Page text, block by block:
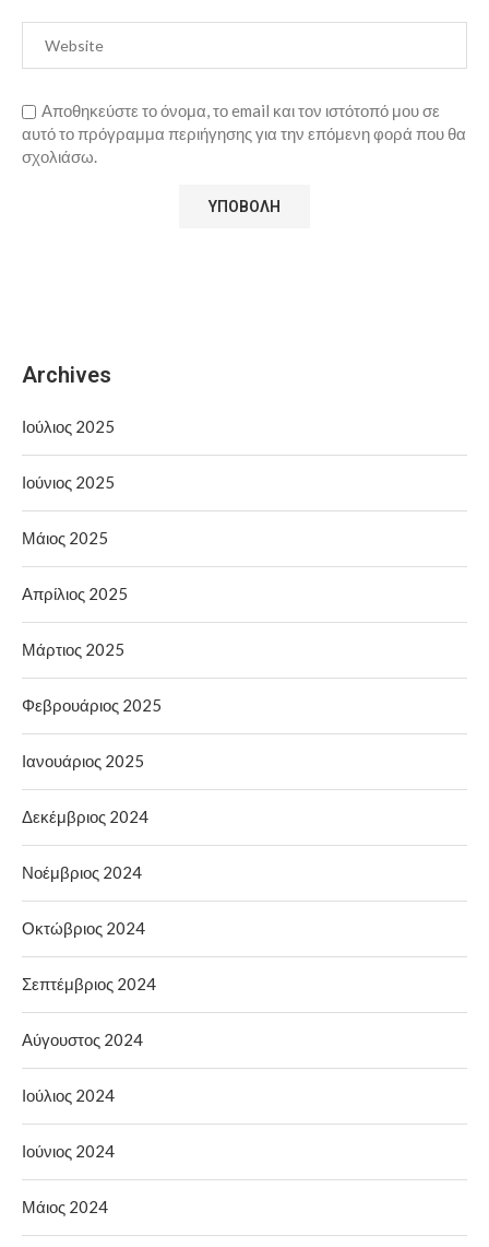
Αποθηκεύστε το όνομα, το email και τον ιστότοπό μου σε
αυτό το πρόγραμμα περιήγησης για την επόμενη φορά που θα
σχολιάσω.
Archives
Ιούλιος 2025
Ιούνιος 2025
Μάιος 2025
Απρίλιος 2025
Μάρτιος 2025
Φεβρουάριος 2025
Ιανουάριος 2025
Δεκέμβριος 2024
Νοέμβριος 2024
Οκτώβριος 2024
Σεπτέμβριος 2024
Αύγουστος 2024
Ιούλιος 2024
Ιούνιος 2024
Μάιος 2024